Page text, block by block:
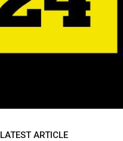
LATEST ARTICLE